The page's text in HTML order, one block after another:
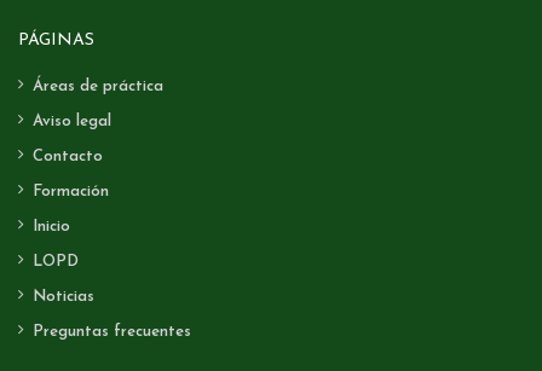
PÁGINAS
Áreas de práctica
Aviso legal
Contacto
Formación
Inicio
LOPD
Noticias
Preguntas frecuentes